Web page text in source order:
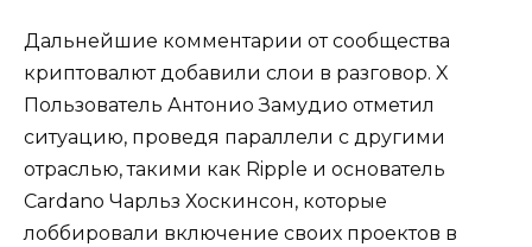
Дальнейшие комментарии от сообщества
криптовалют добавили слои в разговор. X
Пользователь Антонио Замудио отметил
ситуацию, проведя параллели с другими
отраслью, такими как Ripple и основатель
Cardano Чарльз Хоскинсон, которые
лоббировали включение своих проектов в